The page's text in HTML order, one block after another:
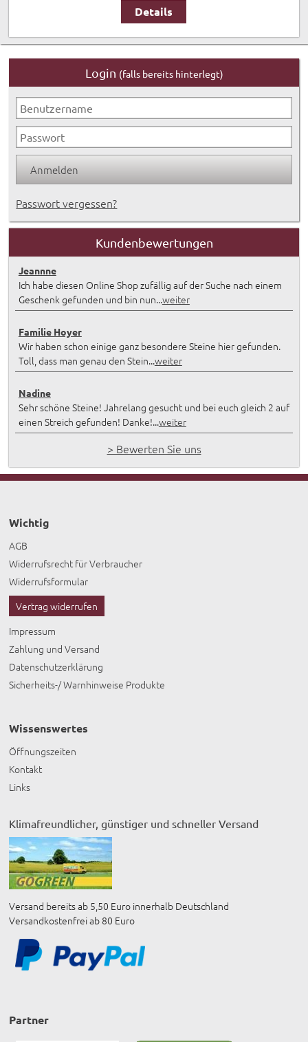
Details
Login (falls bereits hinterlegt)
Passwort vergessen?
Kundenbewertungen
Jeannne
Ich habe diesen Online Shop zufällig auf der Suche nach einem
Geschenk gefunden und bin nun...weiter
Familie Hoyer
Wir haben schon einige ganz besondere Steine hier gefunden.
Toll, dass man genau den Stein...weiter
Nadine
Sehr schöne Steine! Jahrelang gesucht und bei euch gleich 2 auf
einen Streich gefunden! Danke!...weiter
> Bewerten Sie uns
Wichtig
AGB
Widerrufsrecht für Verbraucher
Widerrufsformular
Vertrag widerrufen
Impressum
Zahlung und Versand
Datenschutzerklärung
Sicherheits-/ Warnhinweise Produkte
Wissenswertes
Öffnungszeiten
Kontakt
Links
Klimafreundlicher, günstiger und schneller Versand
Versand bereits ab 5,50 Euro innerhalb Deutschland
Versandkostenfrei ab 80 Euro
Partner